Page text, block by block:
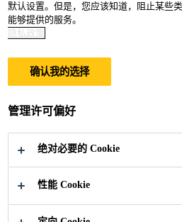
十周年
馆计划十周年
默认设置。但是，您应该知道，阻止某些
能够提供的服务。
隐私政策
确认我的选择
管理许可偏好
绝对必要的 Cookie
性能 Cookie